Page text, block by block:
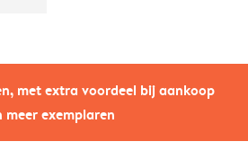
met extra voordeel bij aankoop
meer exemplaren